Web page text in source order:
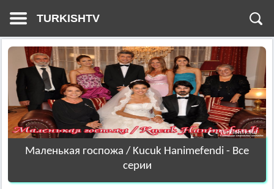
TURKISHTV
Маленькая госпожа / Kucuk Hanimefendi - Все
серии